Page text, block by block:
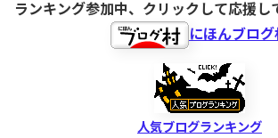
ランキング参加中、クリックして応援し
にほんブロ
人気ブログランキング